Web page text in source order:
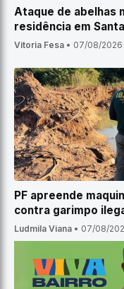
Ataque de abelhas
residência em
Vitoria Fesa • 07/08/2026
PF apreende
contra garimpo
Ludmila Viana • 07/08/